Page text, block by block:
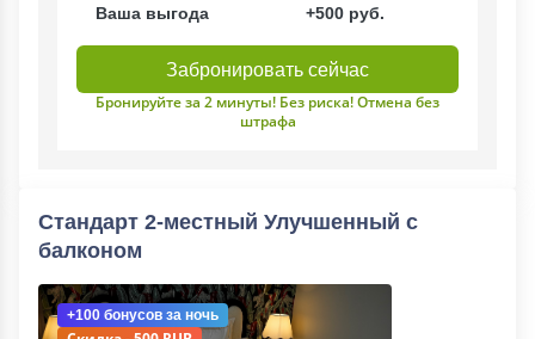
Ваша выгода +500 руб.
Забронировать сейчас
Бронируйте за 2 минуты! Без риска! Отмена без
штрафа
Стандарт 2-местный Улучшенный с
балконом
+100 бонусов за ночь